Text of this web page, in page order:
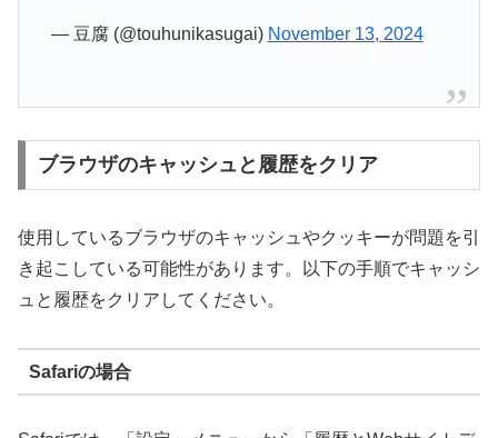
— 豆腐 (@touhunikasugai) November 13, 2024
ブラウザのキャッシュと履歴をクリア
使用しているブラウザのキャッシュやクッキーが問題を引
き起こしている可能性があります。以下の手順でキャッシ
ュと履歴をクリアしてください。
Safariの場合